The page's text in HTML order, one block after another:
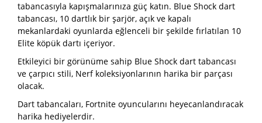
tabancasıyla kapışmalarınıza güç katın. Blue Shock dart
tabancası, 10 dartlık bir şarjör, açık ve kapalı
mekanlardaki oyunlarda eğlenceli bir şekilde fırlatılan 10
Elite köpük dartı içeriyor.
Etkileyici bir görünüme sahip Blue Shock dart tabancası
ve çarpıcı stili, Nerf koleksiyonlarının harika bir parçası
olacak.
Dart tabancaları, Fortnite oyuncularını heyecanlandıracak
harika hediyelerdir.